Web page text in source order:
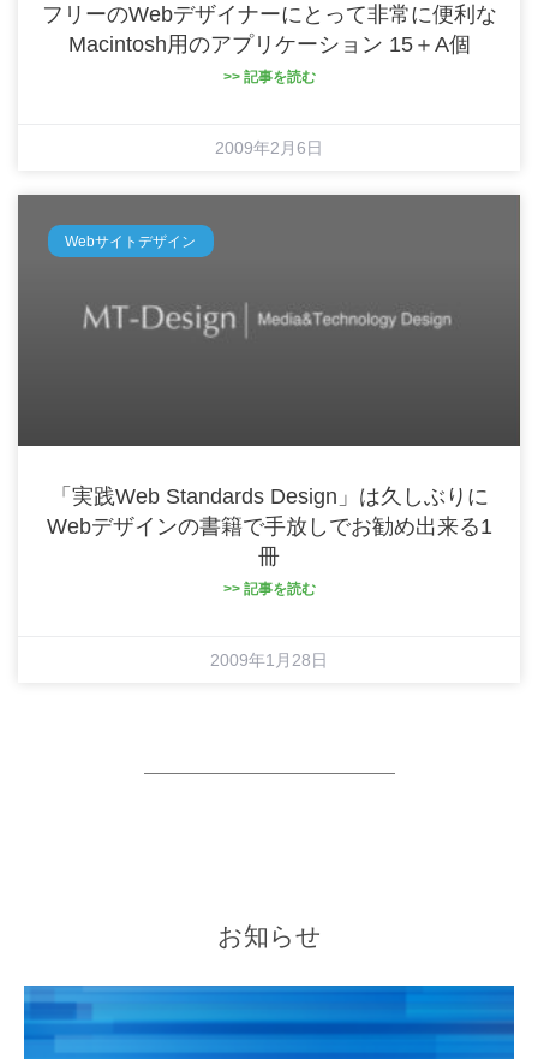
フリーのWebデザイナーにとって非常に便利な
Macintosh用のアプリケーション 15＋α個
>> 記事を読む
2009年2月6日
Webサイトデザイン
「実践Web Standards Design」は久しぶりに
Webデザインの書籍で手放しでお勧め出来る1
冊
>> 記事を読む
2009年1月28日
お知らせ